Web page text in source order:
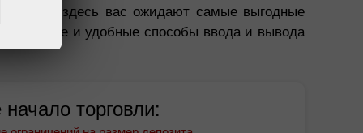
ведь здесь вас ожидают самые выгодные
и удобные способы ввода и вывода
торговли: